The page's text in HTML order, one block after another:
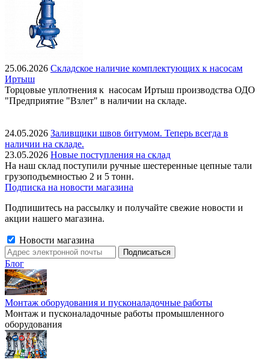
25.06.2026 Складское наличие комплектующих к насосам
Иртыш
Торцовые уплотнения к насосам Иртыш производства ОДО
"Предприятие "Взлет" в наличии на складе.
24.05.2026 Заливщики швов битумом. Теперь всегда в
наличии на складе.
23.05.2026 Новые поступления на склад
На наш склад поступили ручные шестеренные цепные тали
грузоподъемностью 2 и 5 тонн.
Подписка на новости магазина
Подпишитесь на рассылку и получайте свежие новости и
акции нашего магазина.
Новости магазина
Блог
Монтаж оборудования и пусконаладочные работы
Монтаж и пусконаладочные работы промышленного
оборудования